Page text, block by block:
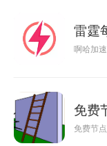
雷霆
啊哈加
免费
免费节